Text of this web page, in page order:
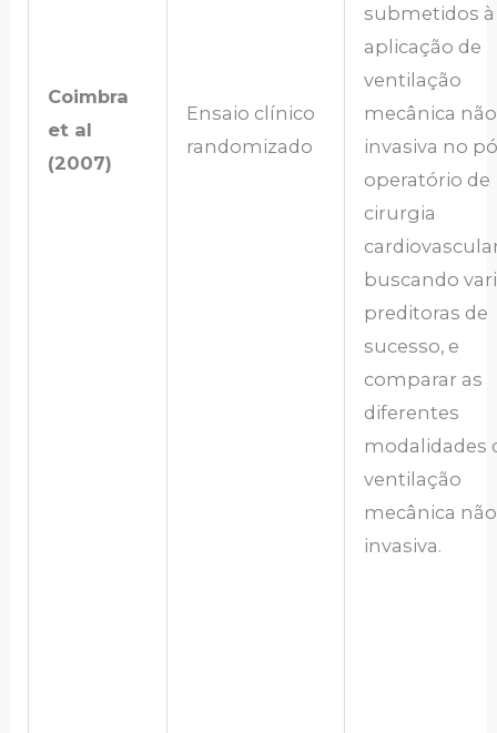
Coimbra
et al
(2007)
Ensaio clínico
randomizado
submetidos à
aplicação de
ventilação
mecânica
invasiva no
operatório de
cirurgia
buscando
preditoras de
sucesso, e
comparar as
diferentes
modalidades
ventilação
mecânica não
invasiva.